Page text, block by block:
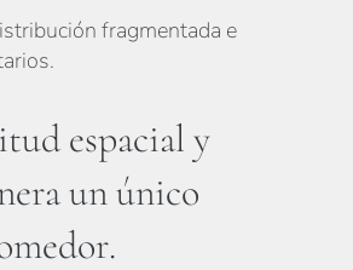
fragmentada e
espacial y
un único